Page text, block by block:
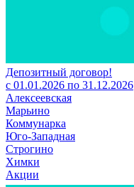
Депозитный договор!
с 01.01.2026 по 31.12.2026
Алексеевская
Марьино
Коммунарка
Юго-Западная
Строгино
Химки
Акции